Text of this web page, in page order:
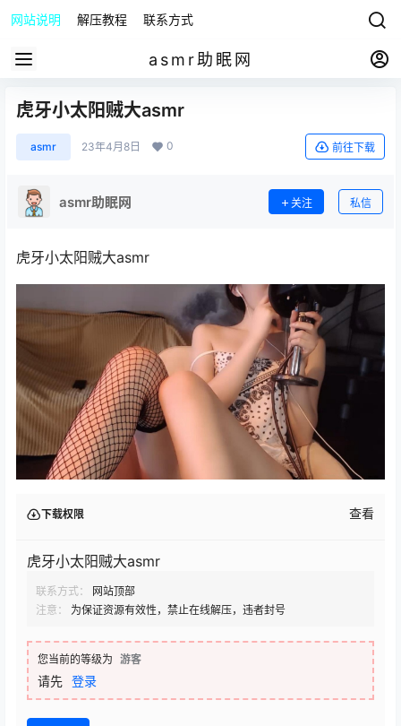
网站说明 解压教程 联系方式
asmr助眠网
虎牙小太阳贼大asmr
asmr 23年4月8日 0 前往下载
asmr助眠网 关注 私信
虎牙小太阳贼大asmr
下载权限 查看
虎牙小太阳贼大asmr
联系方式：
网站顶部
注意：
为保证资源有效性，禁止在线解压，违者封号
您当前的等级为 游客
请先 登录